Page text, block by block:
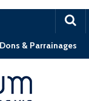
Dons & Parrainages